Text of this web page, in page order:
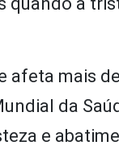
mais
da
e